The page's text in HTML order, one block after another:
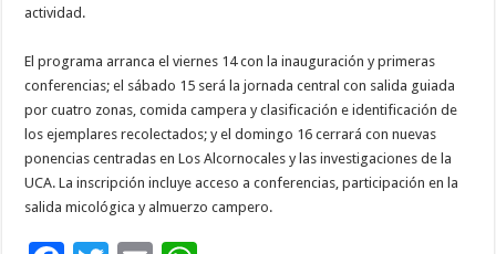
actividad.
El programa arranca el viernes 14 con la inauguración y primeras
conferencias; el sábado 15 será la jornada central con salida guiada
por cuatro zonas, comida campera y clasificación e identificación de
los ejemplares recolectados; y el domingo 16 cerrará con nuevas
ponencias centradas en Los Alcornocales y las investigaciones de la
UCA. La inscripción incluye acceso a conferencias, participación en la
salida micológica y almuerzo campero.